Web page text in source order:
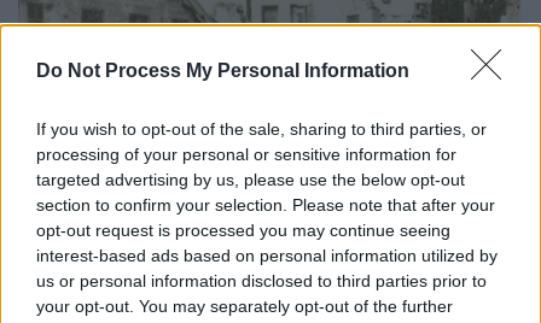
Do Not Process My Personal Information
If you wish to opt-out of the sale, sharing to third parties, or
processing of your personal or sensitive information for
targeted advertising by us, please use the below opt-out
section to confirm your selection. Please note that after your
opt-out request is processed you may continue seeing
interest-based ads based on personal information utilized by
us or personal information disclosed to third parties prior to
your opt-out. You may separately opt-out of the further
Καραμπινιέροι περιφέρονται στην πόλη για να αποτρέψουν
λεηλασίες. (Από το αρχείο Δ΄ Εφορείας Βυζ. Αρχ. Δωδ/σου)
Εκτελείται όποιος κάνει πλιάτσικο
Μετά το αρχικό σοκ η κατάσταση ξεφεύγει